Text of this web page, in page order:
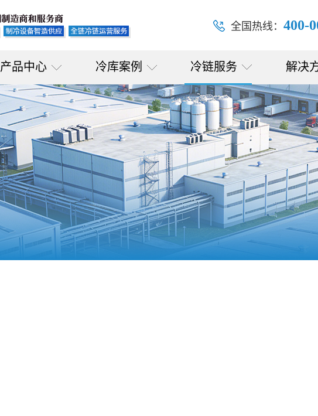
全国热线： 400-
产品中心 冷库案例 冷链服务 解决